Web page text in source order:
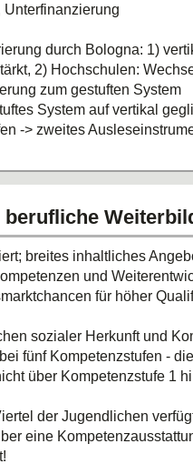
durch Bologna: 1)
2) Hochschulen:
zum gestuften System
System auf vertikal
-> zweites
breites inhaltliches
und
für höher
sozialer Herkunft und
fünf Kompetenzstufen -
über Kompetenzstufe 1
der Jugendlichen
eine